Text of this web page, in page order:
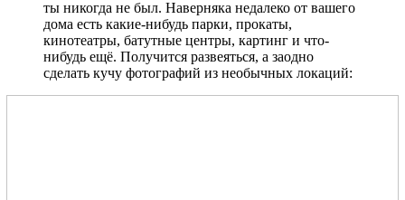
ты никогда не был. Наверняка недалеко от вашего
дома есть какие-нибудь парки, прокаты,
кинотеатры, батутные центры, картинг и что-
нибудь ещё. Получится развеяться, а заодно
сделать кучу фотографий из необычных локаций: